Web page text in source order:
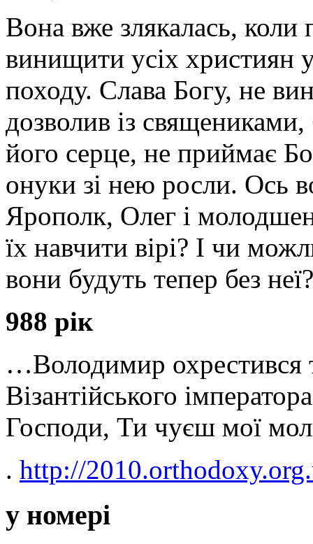
Вона вже злякалась,
винищити усіх християн
походу. Слава Богу, не
дозволив із
його серце, не приймає
онуки зі нею росли. Ось
Ярополк, Олег і
їх навчити вірі? І чи
вони будуть тепер без
988 рік
…Володимир охрестився
Візантійського
Господи, Ти чуєш мої
. http://
у номері